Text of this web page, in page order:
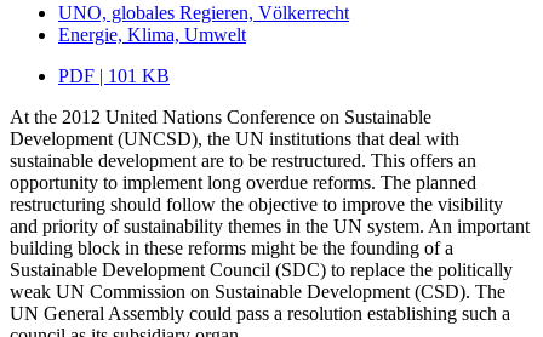
UNO, globales Regieren, Völkerrecht
Energie, Klima, Umwelt
PDF | 101 KB
At the 2012 United Nations Conference on Sustainable
Development (UNCSD), the UN institutions that deal with
sustainable development are to be restructured. This offers an
opportunity to implement long overdue reforms. The planned
restructuring should follow the objective to improve the visibility
and priority of sustainability themes in the UN system. An important
building block in these reforms might be the founding of a
Sustainable Development Council (SDC) to replace the politically
weak UN Commission on Sustainable Development (CSD). The
UN General Assembly could pass a resolution establishing such a